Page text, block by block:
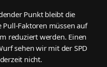
Punkt bleibt die
Faktoren müssen auf
reduziert werden. Einen
sehen wir mit der SPD
nicht.